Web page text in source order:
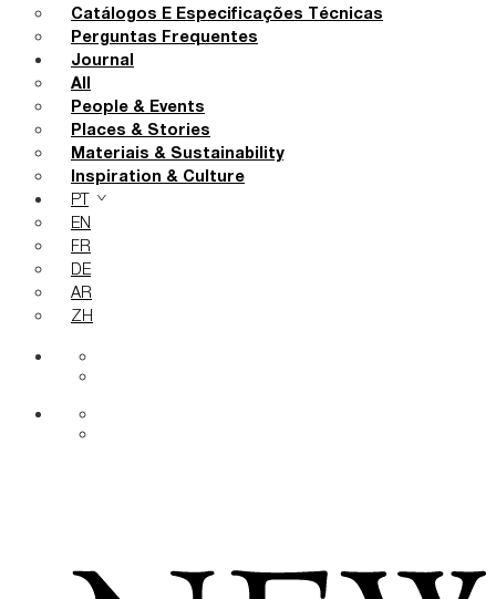
Catálogos E Especificações Técnicas
Perguntas Frequentes
Journal
All
People & Events
Places & Stories
Materiais & Sustainability
Inspiration & Culture
PT
EN
FR
DE
AR
ZH